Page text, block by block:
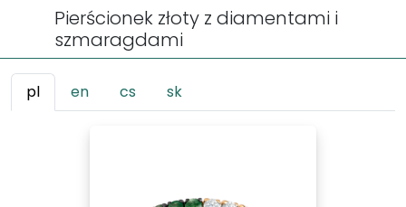
Pierścionek złoty z diamentami i
szmaragdami
pl en cs sk